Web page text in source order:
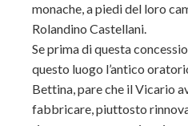
monache, a piedi del loro
Rolandino Castellani.
Se prima di questa
questo luogo l’antico
Bettina, pare che il Vicario
fabbricare, piuttosto